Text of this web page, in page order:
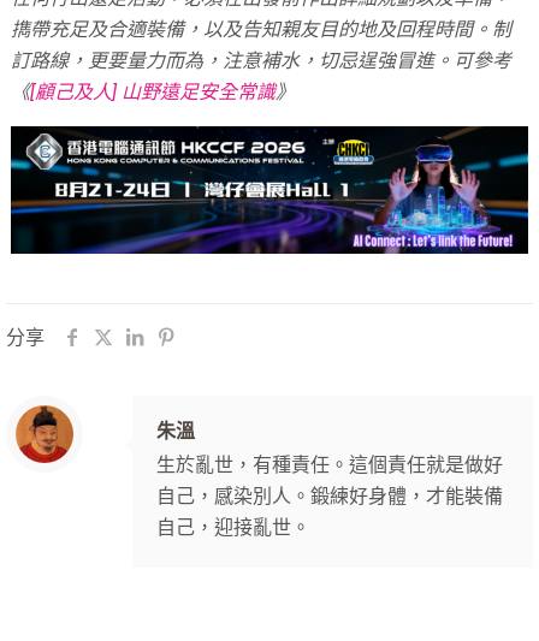
擕帶充足及合適裝備，以及告知親友目的地及回程時間。 制
訂路線，更要量力而為，注意補水，切忌逞強冒進。可參考
《[顧己及人] 山野遠足安全常識》
分享
朱溫
生於亂世，有種責任。這個責任就是做好
自己，感染別人。鍛練好身體，才能裝備
自己，迎接亂世。